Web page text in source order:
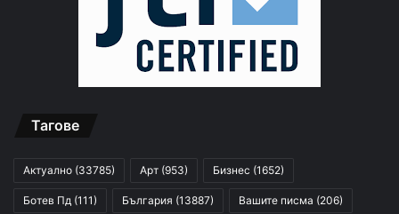
Тагове
Актуално (33785) Арт (953) Бизнес (1652)
Ботев Пд (111) България (13887) Вашите писма (206)